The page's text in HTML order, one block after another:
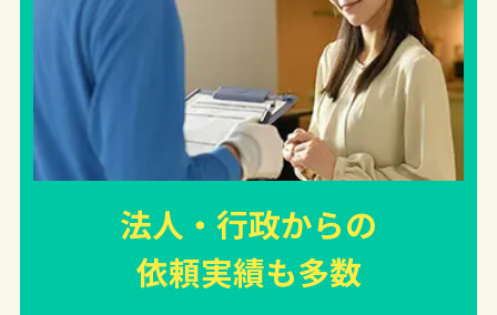
法人・行政からの
依頼実績も多数